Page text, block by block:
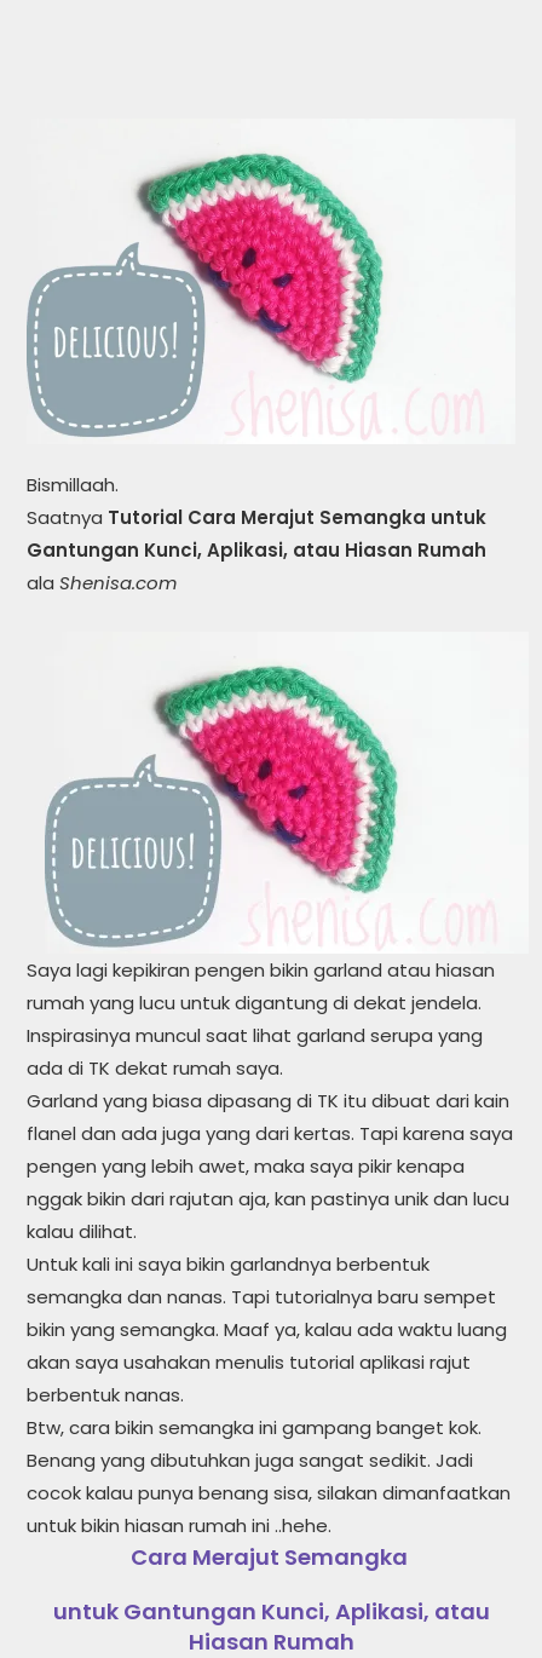
Bismillaah.
Saatnya Tutorial Cara Merajut Semangka untuk
Gantungan Kunci, Aplikasi, atau Hiasan Rumah
alaShenisa.com
Saya lagi kepikiran pengen bikin garland atau hiasan
rumah yang lucu untuk digantung di dekat jendela.
Inspirasinya muncul saat lihat garland serupa yang
ada di TK dekat rumah saya.
Garland yang biasa dipasang di TK itu dibuat dari kain
flanel dan ada juga yang dari kertas. Tapi karena saya
pengen yang lebih awet, maka saya pikir kenapa
nggak bikin dari rajutan aja, kan pastinya unik dan lucu
kalau dilihat.
Untuk kali ini saya bikin garlandnya berbentuk
semangka dan nanas. Tapi tutorialnya baru sempet
bikin yang semangka. Maaf ya, kalau ada waktu luang
akan saya usahakan menulis tutorial aplikasi rajut
berbentuk nanas.
Btw, cara bikin semangka ini gampang banget kok.
Benang yang dibutuhkan juga sangat sedikit. Jadi
cocok kalau punya benang sisa, silakan dimanfaatkan
untuk bikin hiasan rumah ini ..hehe.
Cara Merajut Semangka
untuk Gantungan Kunci, Aplikasi, atau
Hiasan Rumah